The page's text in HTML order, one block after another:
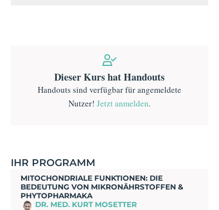
Dieser Kurs hat Handouts
Handouts sind verfügbar für angemeldete
Nutzer! Jetzt anmelden.
IHR PROGRAMM
MITOCHONDRIALE FUNKTIONEN: DIE
BEDEUTUNG VON MIKRONÄHRSTOFFEN &
PHYTOPHARMAKA
DR. MED. KURT MOSETTER